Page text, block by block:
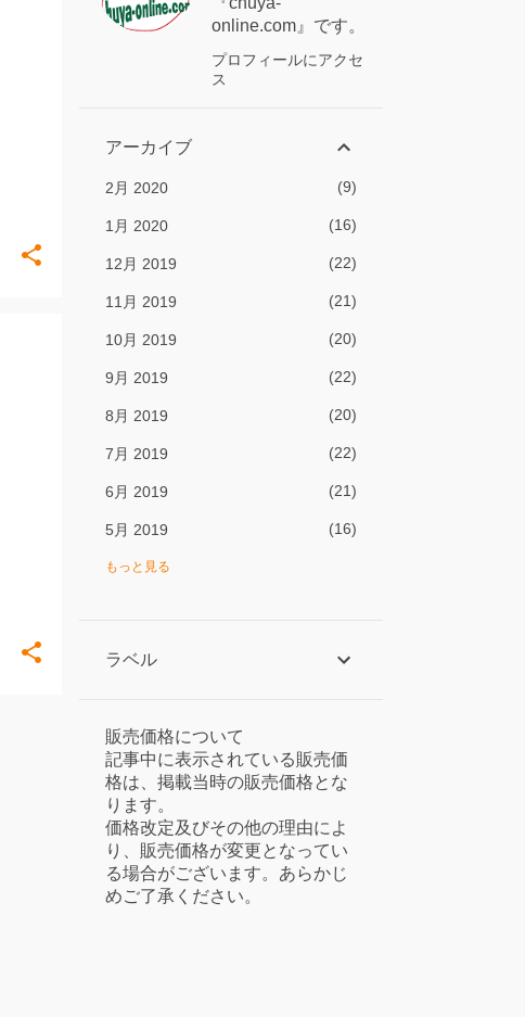
online.com』です。
プロフィールにアクセ
ス
アーカイブ
2月 2020 9
1月 2020 16
12月 2019 22
11月 2019 21
10月 2019 20
9月 2019 22
8月 2019 20
7月 2019 22
6月 2019 21
5月 2019 16
4月 2019
11月 2018 29
10月 2018 21
9月 2018 19
8月 2018 25
7月 2018
もっと見る
ラベル
販売価格について
記事中に表示されている販売価
格は、掲載当時の販売価格とな
ります。
価格改定及びその他の理由によ
り、販売価格が変更となってい
る場合がございます。あらかじ
めご了承ください。